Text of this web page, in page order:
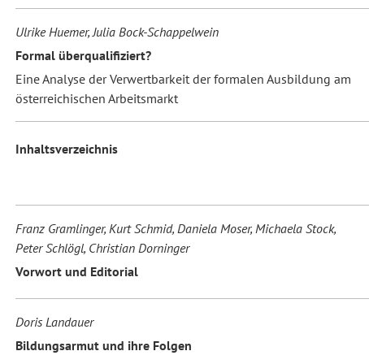
Ulrike Huemer, Julia Bock-Schappelwein
Formal überqualifiziert?
Eine Analyse der Verwertbarkeit der formalen Ausbildung am
österreichischen Arbeitsmarkt
Inhaltsverzeichnis
Franz Gramlinger, Kurt Schmid, Daniela Moser, Michaela Stock,
Peter Schlögl, Christian Dorninger
Vorwort und Editorial
Doris Landauer
Bildungsarmut und ihre Folgen